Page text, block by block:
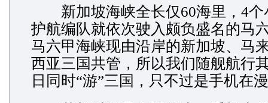
新加坡海峡全长仅60海里，4个
护航编队就依次驶入颇负盛名的马
马六甲海峡现由沿岸的新加坡、马
西亚三国共管，所以我们随舰航行
日同时“游”三国，只不过是手机在